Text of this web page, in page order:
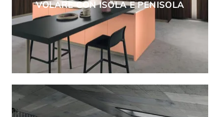
VOLARE CON ISOLA E PENISOLA